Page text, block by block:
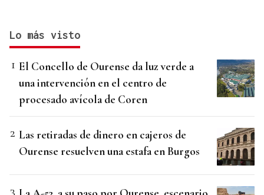
Lo más visto
El Concello de Ourense da luz verde a
una intervención en el centro de
procesado avícola de Coren
Las retiradas de dinero en cajeros de
Ourense resuelven una estafa en Burgos